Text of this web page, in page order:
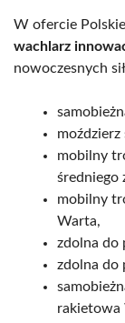
W ofercie
wachlarz
nowoczesnych
moździerz
mobilny
średniego
mobilny
Warta,
zdolna do
zdolna do
rakietowa